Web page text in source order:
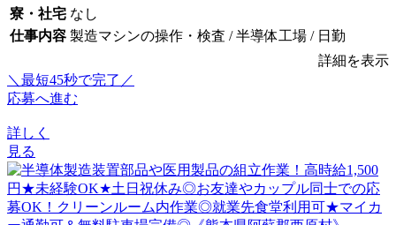
寮・社宅 なし
仕事内容 製造マシンの操作・検査 / 半導体工場 / 日勤
詳細を表示
＼最短45秒で完了／
応募へ進む
詳しく
見る